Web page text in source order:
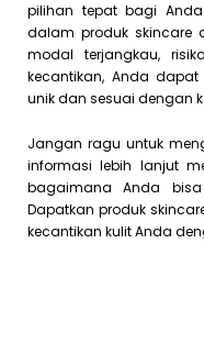
pilihan tepat bagi
dalam produk skincare
modal terjangkau,
kecantikan, Anda
unik dan sesuai dengan
Jangan ragu untuk
informasi lebih lanjut
bagaimana Anda
Dapatkan produk
kecantikan kulit Anda